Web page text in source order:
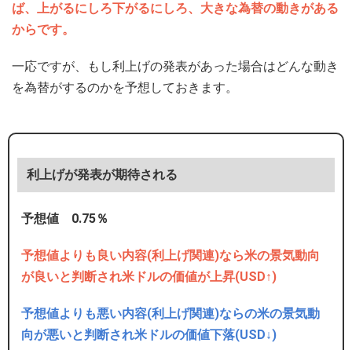
ば、上がるにしろ下がるにしろ、大きな為替の動きがある
からです。
一応ですが、もし利上げの発表があった場合はどんな動き
を為替がするのかを予想しておきます。
利上げが発表が期待される
予想値 0.75％
予想値よりも良い内容(利上げ関連)なら米の景気動向
が良いと判断され米ドルの価値が上昇(USD↑)
予想値よりも悪い内容(利上げ関連)ならの米の景気動
向が悪いと判断され米ドルの価値下落(USD↓)